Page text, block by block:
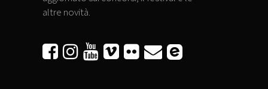
altre novità.
     